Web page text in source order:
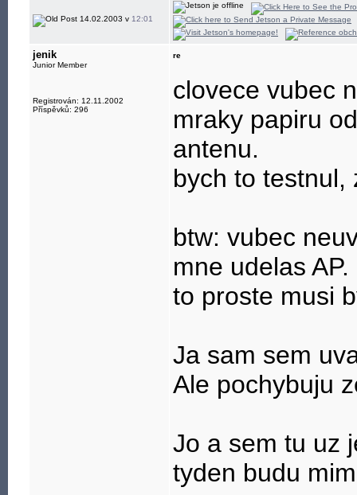
14.02.2003 v 12:01
jenik
Junior Member
Registrován: 12.11.2002
Příspěvků: 296
re
clovece vubec
mraky papiru
antenu.
bych to testnul,
btw: vubec
mne udelas AP.
to proste musi
Ja sam sem
Ale pochybuju
Jo a sem tu uz
tyden budu